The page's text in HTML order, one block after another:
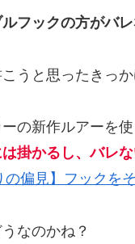
ルフックの方がバ
うと思ったきっか
の新作ルアーを
掛かるし、バレな
偏見】フックを
なのかね？